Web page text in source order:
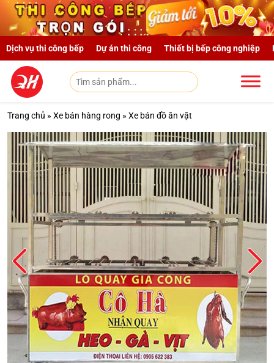
Skip to main content
Dịch vụ thi công bếp Dự án thi công Thiết bị bếp công nghiệp
Trang chủ » Xe bán hàng rong » Xe bán đồ ăn vặt